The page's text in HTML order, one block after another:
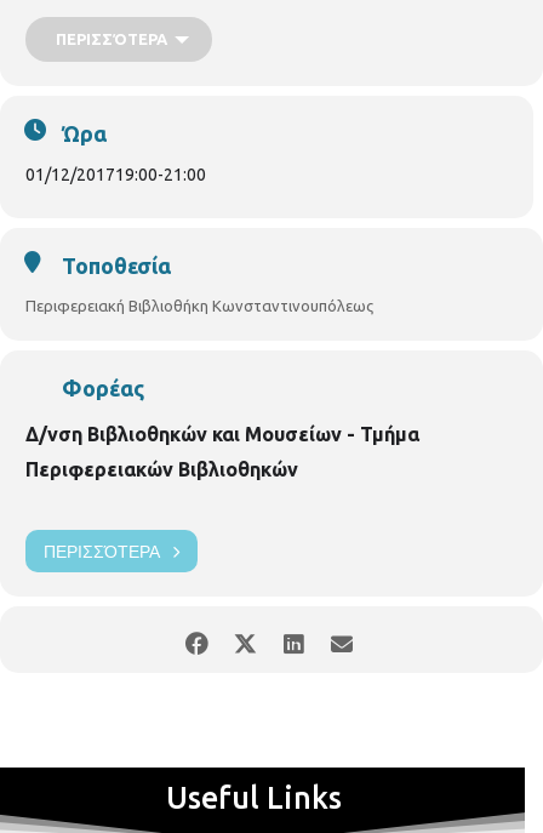
έκθεση των δημιουργιών που έφτιαξαν οι μαθητές κατά τη
διάρκεια του εργαστηρίου. Σας περιμένουμε
ΠΕΡΙΣΣΌΤΕΡΑ
Ώρα
01/12/201719:00-21:00
Τοποθεσία
Περιφερειακή Βιβλιοθήκη Κωνσταντινουπόλεως
Φορέας
Δ/νση Βιβλιοθηκών και Μουσείων - Τμήμα
Περιφερειακών Βιβλιοθηκών
ΠΕΡΙΣΣΌΤΕΡΑ
Useful Links